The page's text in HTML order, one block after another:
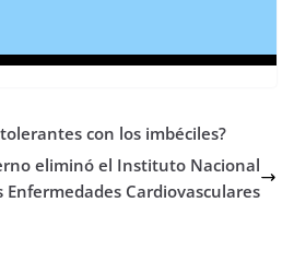
con los imbéciles?
eliminó el Instituto Nacional
Enfermedades Cardiovasculares